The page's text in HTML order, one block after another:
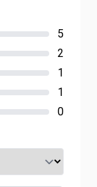
5
2
1
1
0